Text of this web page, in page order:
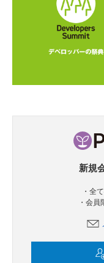
新規
・全
・会